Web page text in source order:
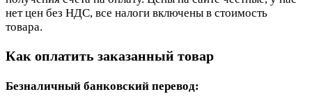
нет цен без НДС, все налоги включены в стоимость
товара.
Как оплатить заказанный товар
Безналичный банковский перевод: